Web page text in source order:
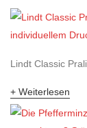
Lindt Classic
Weiterlesen